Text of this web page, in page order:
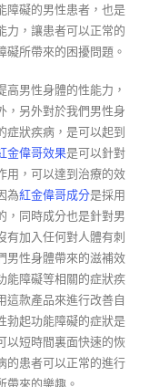
障礙的男性患者，也是
力，讓患者可以正常的
所帶來的困擾問題。
高男性身體的性能力，
，另外對於我們男性身
症狀疾病，是可以起到
金偉哥效果是可以針對
用，可以達到治療的效
為紅金偉哥成分是採用
，同時成分也是針對男
有加入任何對人體有刺
男性身體帶來的滋補效
能障礙等相關的症狀疾
這款產品來進行改善自
勃起功能障礙的症狀是
以短時間裏面快速的恢
的患者可以正常的進行